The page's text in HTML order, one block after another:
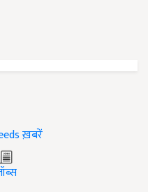
ख़बरें